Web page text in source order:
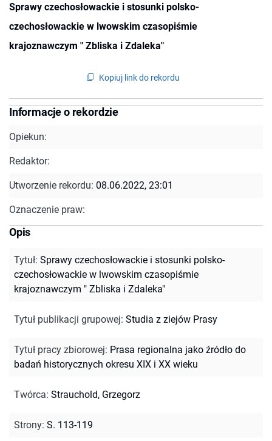
Sprawy czechosłowackie i stosunki polsko-
czechosłowackie w lwowskim czasopiśmie
krajoznawczym " Zbliska i Zdaleka"
Kopiuj link do rekordu
Informacje o rekordzie
Opiekun:
Redaktor:
Utworzenie rekordu: 08.06.2022, 23:01
Oznaczenie praw:
Opis
Tytuł: Sprawy czechosłowackie i stosunki polsko-
czechosłowackie w lwowskim czasopiśmie
krajoznawczym " Zbliska i Zdaleka"
Tytuł publikacji grupowej: Studia z ziejów Prasy
Tytuł pracy zbiorowej: Prasa regionalna jako źródło do
badań historycznych okresu XIX i XX wieku
Twórca: Strauchold, Grzegorz
Strony: S. 113-119